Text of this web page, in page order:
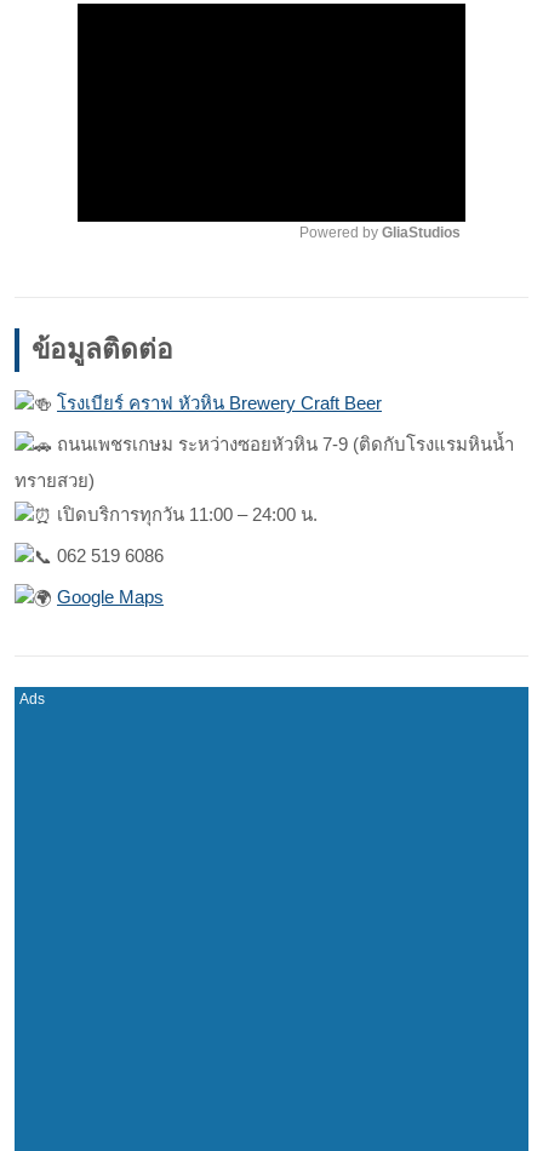
Play Mute
Powered by GliaStudios
ข้อมูลติดต่อ
โรงเบียร์ คราฟ หัวหิน Brewery Craft Beer
ถนนเพชรเกษม ระหว่างซอยหัวหิน 7-9 (ติดกับโรงแรมหินน้ำ
ทรายสวย)
เปิดบริการทุกวัน 11:00 – 24:00 น.
062 519 6086
Google Maps